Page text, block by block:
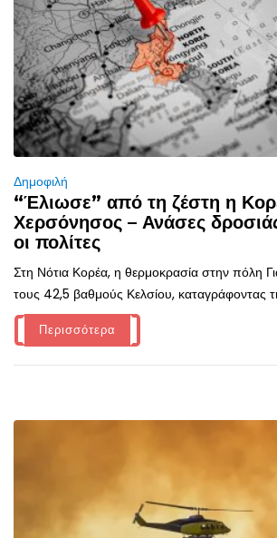
Δημοφιλή
“Έλιωσε” από τη ζέστη η
Χερσόνησος – Ανάσες
οι πολίτες
Στη Νότια Κορέα, η θερμοκρασία στην πόλη
τους 42,5 βαθμούς Κελσίου, καταγράφοντας
Περισσότερα